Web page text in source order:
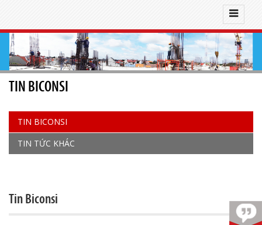
TIN BICONSI
TIN BICONSI
TIN TỨC KHÁC
Tin Biconsi